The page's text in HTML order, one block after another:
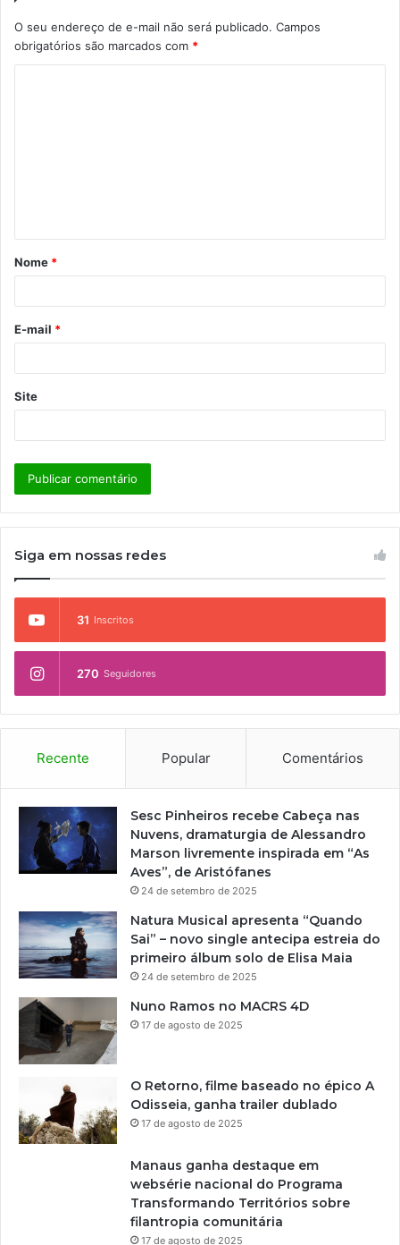
O seu endereço de e-mail não será publicado. Campos
obrigatórios são marcados com *
á
r
*
Nome *
E-mail *
Site
Siga em nossas redes
31 Inscritos
270 Seguidores
Recente Popular Comentários
Sesc Pinheiros recebe Cabeça nas
Nuvens, dramaturgia de Alessandro
Marson livremente inspirada em “As
Aves”, de Aristófanes
24 de setembro de 2025
Natura Musical apresenta “Quando
Sai” – novo single antecipa estreia do
primeiro álbum solo de Elisa Maia
24 de setembro de 2025
Nuno Ramos no MACRS 4D
17 de agosto de 2025
O Retorno, filme baseado no épico A
Odisseia, ganha trailer dublado
17 de agosto de 2025
Manaus ganha destaque em
websérie nacional do Programa
Transformando Territórios sobre
filantropia comunitária
17 de agosto de 2025